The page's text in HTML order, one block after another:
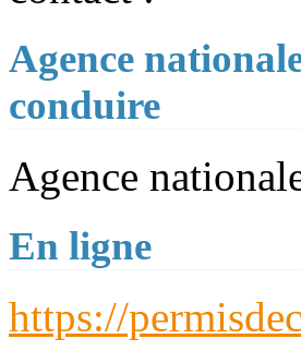
Agence
conduire
Agence
En ligne
https://